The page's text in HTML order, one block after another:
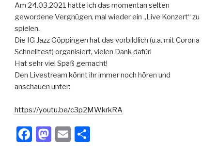
o
o
k
o
Am 24.03.2021 hatte ich das momentan selten
gewordene Vergnügen, mal wieder ein „Live Konzert“ zu
spielen.
Die IG Jazz Göppingen hat das vorbildlich (u.a. mit Corona
Schnelltest) organisiert, vielen Dank dafür!
Hat sehr viel Spaß gemacht!
Den Livestream könnt ihr immer noch hören und
anschauen unter:
https://youtu.be/c3p2MWkrkRA
F
M E